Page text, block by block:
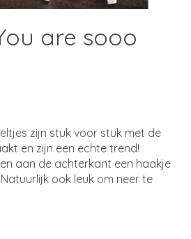
are sooo
zijn stuk voor stuk met de
en zijn een echte trend!
aan de achterkant een haakje
ook leuk om neer te
product is